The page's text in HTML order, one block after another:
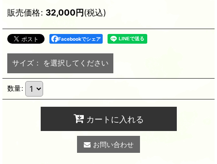
販売価格: 32,000円(税込)
Facebookでシェア
サイズ： を選択してください
数量:
カートに入れる
お問い合わせ